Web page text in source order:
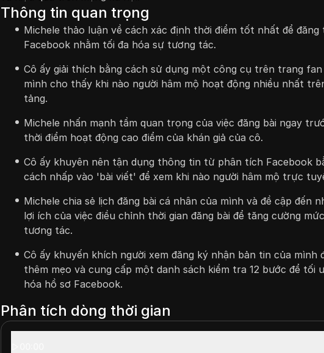
Thông tin quan trọng
Michele thảo luận về cách xác định thời điểm tốt nhất để đăng
Facebook nhằm tối đa hóa sự tương tác.
Cô ấy giải thích bằng cách sử dụng một công cụ trên trang fan
mình cho thấy khi nào người hâm mộ hoạt động nhiều nhất
tảng.
Michele nhấn mạnh tầm quan trọng của việc đăng bài ngay
thời điểm hoạt động cao điểm của khán giả của cô.
Cô ấy khuyên nên tận dụng thông tin từ phân tích Facebook
cách nhấp vào 'bài viết' để xem khi nào người hâm mộ trực
Michele chia sẻ lịch đăng bài cá nhân của mình và đề cập đến
lợi ích của việc điều chỉnh thời gian đăng bài để tăng cường
tương tác.
Cô ấy khuyến khích người xem đăng ký nhận bản tin của mình
thêm mẹo và cung cấp một danh sách kiểm tra 12 bước để tối
hóa hồ sơ Facebook.
Phân tích dòng thời gian